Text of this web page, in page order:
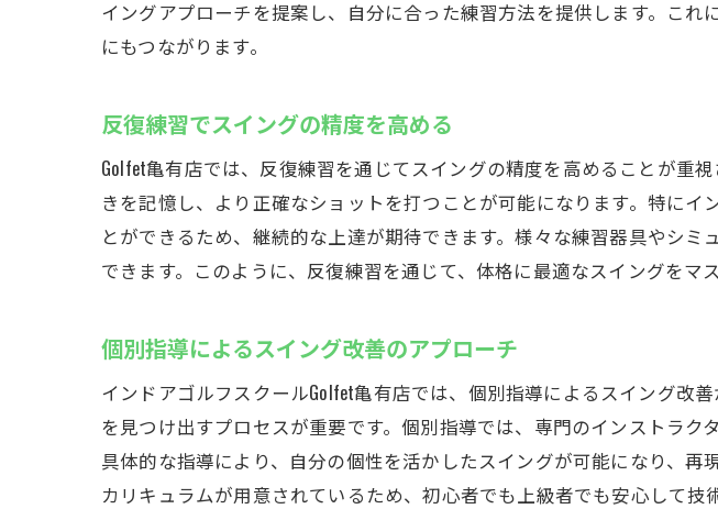
初心者向けレッスン内容の
丁寧な指導で基礎をしっか
初心者講座での成功体験談
Golfet亀有店でスイングの再現
自分の体格に合ったスイン
スイングチェックでの的確
スイング分析で課題を明確
継続した改善でスイングを
イングアプローチを提案し、自分に合った練習方法を提供します。こ
にもつながります。
反復練習でスイングの精度を高める
Golfet亀有店では、反復練習を通じてスイングの精度を高めることが重
きを記憶し、より正確なショットを打つことが可能になります。特に
とができるため、継続的な上達が期待できます。様々な練習器具やシ
できます。このように、反復練習を通じて、体格に最適なスイングをマ
個別指導によるスイング改善のアプローチ
インドアゴルフスクールGolfet亀有店では、個別指導によるスイング改
を見つけ出すプロセスが重要です。個別指導では、専門のインストラク
具体的な指導により、自分の個性を活かしたスイングが可能になり、
カリキュラムが用意されているため、初心者でも上級者でも安心して技